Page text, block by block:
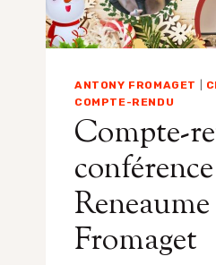
ANTONY FROMAGET
COMPTE-RENDU
Compte-
Fromaget